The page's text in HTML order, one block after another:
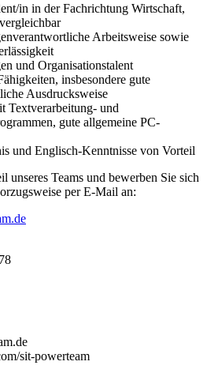
in in der Fachrichtung Wirtschaft,
Arbeitsweise sowie
und Organisationstalent
insbesondere gute
Ausdrucksweise
Textverarbeitung- und
gute allgemeine PC-
und Englisch-Kenntnisse von Vorteil
unseres Teams und bewerben Sie sich
per E-Mail an:
sit-powerteam